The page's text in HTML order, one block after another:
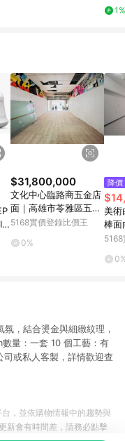
1%
$31,800,000
文化中心臨路商五金店
面｜高雄市苓雅區五福
一路
5168實價登錄比價王
0%
降價
美術
棒面
雄市
，結合燙金與細緻紋理，
量：一套 10 個工藝：有
或私人客製，詳情歡迎查
，並依購物情報中的趨勢與
新會有時間差，請務必點擊